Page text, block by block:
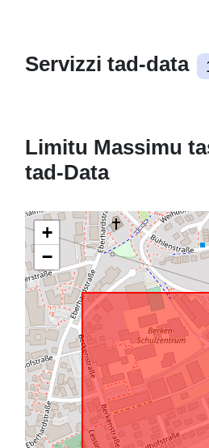
Servizzi tad-data
Limitu Massimu
tad-Data
+
−